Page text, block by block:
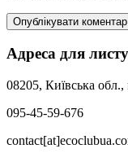
Адреса для
08205, Київська обл.,
095-45-59-676